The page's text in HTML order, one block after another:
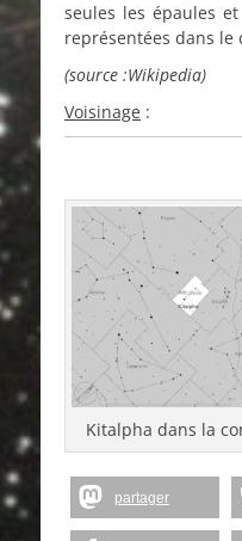
seules les épaules
représentées dans le
(source :Wikipedia)
Voisinage :
Kitalpha dans la
partager